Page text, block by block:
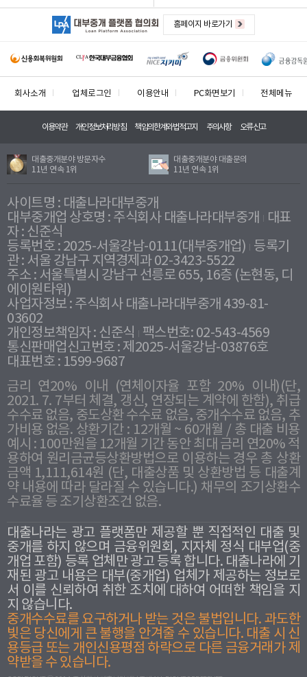
홈페이지 바로가기
회사소개 업체로그인 이용안내 PC화면보기 전체메뉴
이용약관 개인정보처리방침 책임의한계와법적고지 주의사항 오류신고
대출중개분야 방문자수
11년 연속 1위
대출중개분야 대출문의
11년 연속 1위
사이트명 : 대출나라대부중개
대부중개업 상호명 : 주식회사 대출나라대부중개
대표
자 : 신준식
등록번호 : 2025-서울강남-0111(대부중개업) 등록기
관 : 서울 강남구 지역경제과 02-3423-5522
주소 : 서울특별시 강남구 선릉로 655, 16층 (논현동, 디
에이원타워)
사업자정보 : 주식회사 대출나라대부중개 439-81-
03602
개인정보책임자 : 신준식
팩스번호: 02-543-4569
통신판매업신고번호 : 제2025-서울강남-03876호
대표번호 : 1599-9687
금리 연20% 이내 (연체이자율 포함 20% 이내)(단,
2021. 7. 7부터 체결, 갱신, 연장되는 계약에 한함), 취급
수수료 없음, 중도상환 수수료 없음, 중개수수료 없음, 추
가비용 없음. 상환기간 : 12개월 ~ 60개월 / 총 대출 비용
예시 : 100만원을 12개월 기간 동안 최대 금리 연20% 적
용하여 원리금균등상환방법으로 이용하는 경우 총 상환
금액 1,111,614원 (단, 대출상품 및 상환방법 등 대출계
약 내용에 따라 달라질 수 있습니다.) 채무의 조기상환수
수료율 등 조기상환조건 없음.
대출나라는 광고 플랫폼만 제공할 뿐 직접적인 대출 및
중개를 하지 않으며 금융위원회, 지자체 정식 대부업(중
개업 포함) 등록 업체만 광고 등록 합니다. 대출나라에 기
재된 광고 내용은 대부(중개업) 업체가 제공하는 정보로
서 이를 신뢰하여 취한 조치에 대하여 어떠한 책임을 지
지 않습니다.
중개수수료를 요구하거나 받는 것은 불법입니다. 과도한
빛은 당신에게 큰 불행을 안겨줄 수 있습니다. 대출 시 신
용등급 또는 개인신용평점 하락으로 다른 금융거래가 제
약받을 수 있습니다.